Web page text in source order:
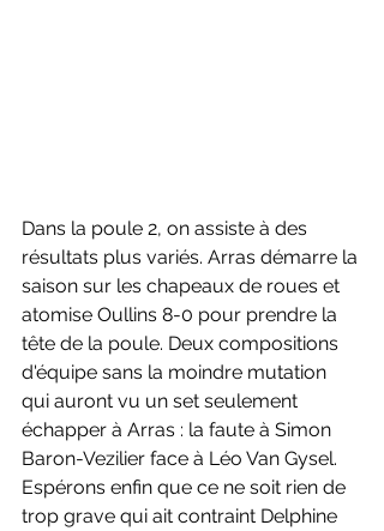
Dans la poule 2, on assiste à des
résultats plus variés. Arras démarre la
saison sur les chapeaux de roues et
atomise Oullins 8-0 pour prendre la
tête de la poule. Deux compositions
d'équipe sans la moindre mutation
qui auront vu un set seulement
échapper à Arras : la faute à Simon
Baron-Vezilier face à Léo Van Gysel.
Espérons enfin que ce ne soit rien de
trop grave qui ait contraint Delphine